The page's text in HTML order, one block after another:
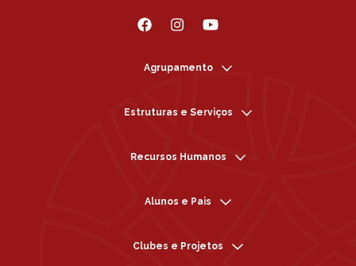
Agrupamento
Estruturas e Serviços
Recursos Humanos
Alunos e Pais
Clubes e Projetos